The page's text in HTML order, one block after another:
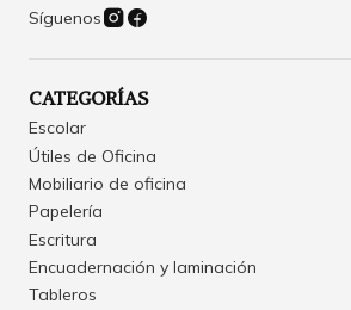
Síguenos
CATEGORÍAS
Escolar
Útiles de Oficina
Mobiliario de oficina
Papelería
Escritura
Encuadernación y laminación
Tableros